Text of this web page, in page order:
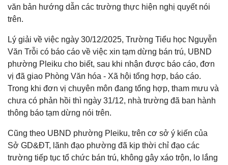
văn bản hướng dẫn các trường thực hiện nghị quyết nói
trên.
Lý giải về việc ngày 30/12/2025, Trường Tiểu học Nguyễn
Văn Trỗi có báo cáo về việc xin tạm dừng bán trú, UBND
phường Pleiku cho biết, sau khi nhận được báo cáo, đơn
vị đã giao Phòng Văn hóa - Xã hội tổng hợp, báo cáo.
Trong khi đơn vị chuyên môn đang tổng hợp, tham mưu và
chưa có phản hồi thì ngày 31/12, nhà trường đã ban hành
thông báo tạm dừng nói trên.
Cũng theo UBND phường Pleiku, trên cơ sở ý kiến của
Sở GD&ĐT, lãnh đạo phường đã kịp thời chỉ đạo các
trường tiếp tục tổ chức bán trú, không gây xáo trộn, lo lắng